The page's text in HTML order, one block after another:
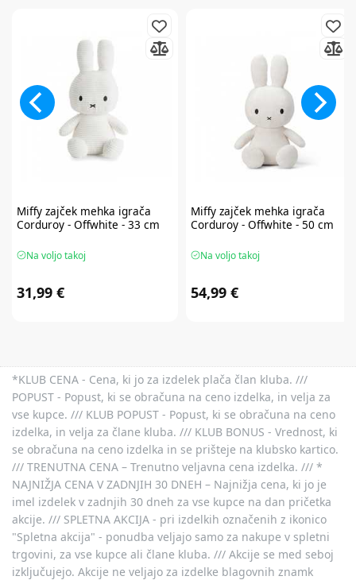
Miffyzajček mehka igrača
Corduroy - Offwhite - 33 cm
Na voljo takoj
31,99 €
Miffyzajček mehka igrača
Corduroy - Offwhite - 50 cm
Na voljo takoj
54,99 €
*KLUB CENA - Cena, ki jo za izdelek plača član kluba. ///
POPUST - Popust, ki se obračuna na ceno izdelka, in velja za
vse kupce. /// KLUB POPUST - Popust, ki se obračuna na ceno
izdelka, in velja za člane kluba. /// KLUB BONUS - Vrednost, ki
se obračuna na ceno izdelka in se prišteje na klubsko kartico.
/// TRENUTNA CENA – Trenutno veljavna cena izdelka. /// *
NAJNIŽJA CENA V ZADNJIH 30 DNEH – Najnižja cena, ki jo je
imel izdelek v zadnjih 30 dneh za vse kupce na dan pričetka
akcije. /// SPLETNA AKCIJA - pri izdelkih označenih z ikonico
"Spletna akcija" - ponudba veljajo samo za nakupe v spletni
trgovini, za vse kupce ali člane kluba. /// Akcije se med seboj
izključujejo. Akcije ne veljajo za izdelke blagovnih znamk